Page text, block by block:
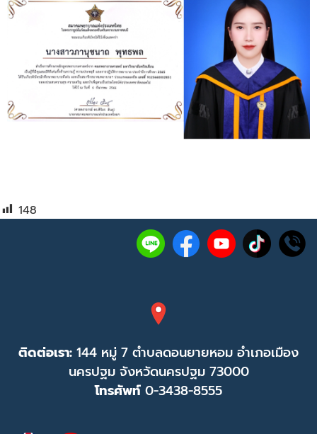
148
ติดต่อเรา: 144 หมู่ 7 ตำบลดอนยายหอม อำเภอเมือง
นครปฐม จังหวัดนครปฐม 73000
โทรศัพท์ 0-3438-8555